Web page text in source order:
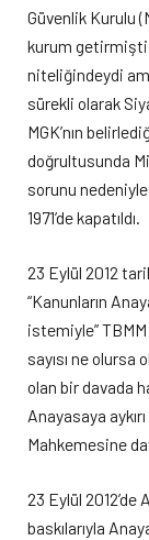
Güvenlik Kurulu
kurum getirmişti.
niteliğindeydi
sürekli olarak
MGK’nın
doğrultusunda
sorunu
1971’de kapatıldı.
23 Eylül 2012
“Kanunların
istemiyle” TBMM
sayısı ne
olan bir davada
Anayasaya
Mahkemesine
23 Eylül
baskılarıyla